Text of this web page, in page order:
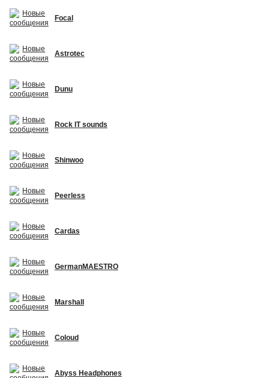
Focal
Astrotec
Dunu
Rock IT sounds
Shinwoo
Peerless
Cardas
GermanMAESTRO
Marshall
Coloud
Abyss Headphones